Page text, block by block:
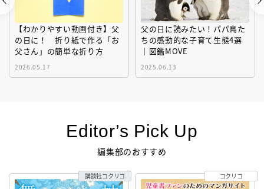
【わかりやすい動画付き】父
の日に！ 折り紙で作る「お
父さん」の簡単な折り方
2026.05.17
父の日に読みたい！パパ鳥た
ちの感動的な子育て生態4選
｜図鑑MOVE
2025.06.13
Editor’s Pick Up
編集部のおすすめ
講談社コクリコ コクリコ